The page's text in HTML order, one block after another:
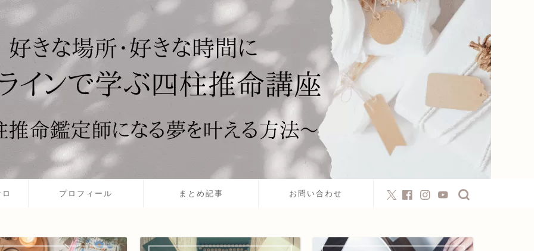
プロフィール まとめ記事 お問い合わせ